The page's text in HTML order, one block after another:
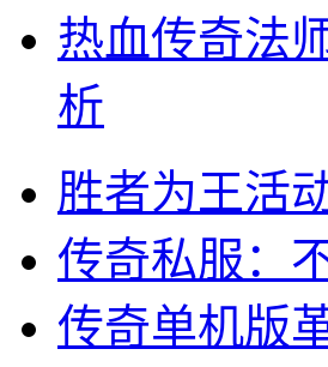
热血传奇法
析
胜者为王活
传奇私服：
传奇单机版